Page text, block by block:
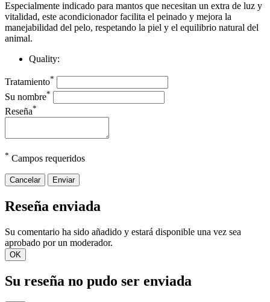
Especialmente indicado para mantos que necesitan un extra de luz y
vitalidad, este acondicionador facilita el peinado y mejora la
manejabilidad del pelo, respetando la piel y el equilibrio natural del
animal.
Quality:
Tratamiento*
Su nombre*
Reseña*
* Campos requeridos
Cancelar Enviar
Reseña enviada
Su comentario ha sido añadido y estará disponible una vez sea
aprobado por un moderador.
OK
Su reseña no pudo ser enviada